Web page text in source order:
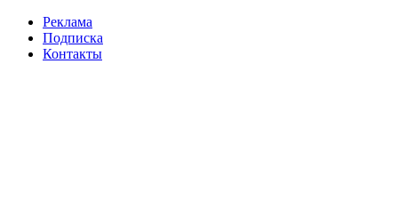
Реклама
Подписка
Контакты